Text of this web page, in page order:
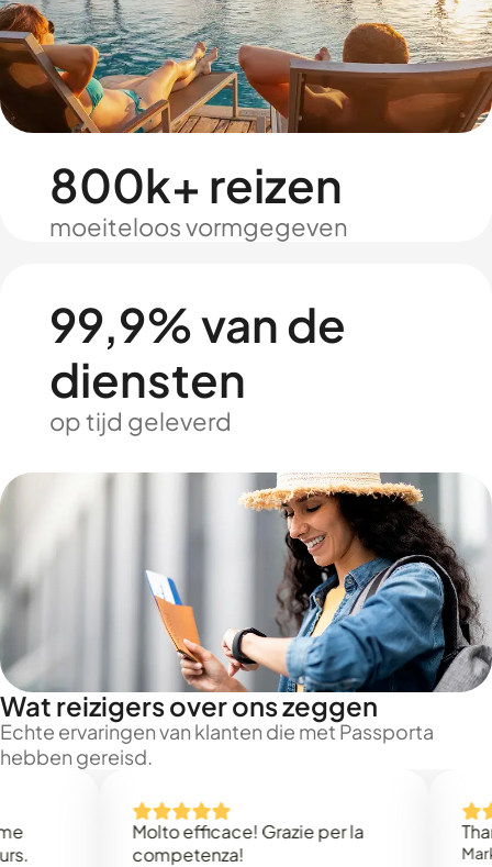
800k+ reizen
moeiteloos vormgegeven
99,9% van de
diensten
op tijd geleverd
Wat reizigers over ons zeggen
Echte ervaringen van klanten die met Passporta
hebben gereisd.
Molto efficace! Grazie per la
competenza!
Thank